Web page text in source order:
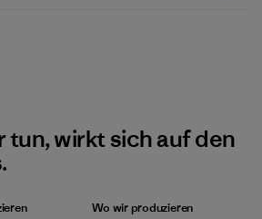
tun, wirkt sich auf den
Wo wir produzieren